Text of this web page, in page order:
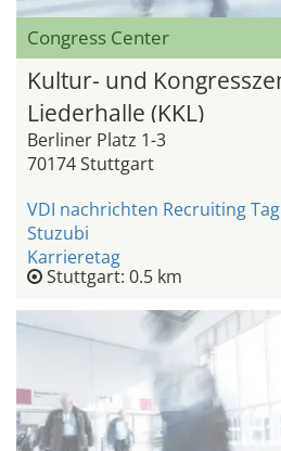
Congress Center
Kultur- und
Liederhalle (KKL)
Berliner Platz 1-3
70174 Stuttgart
VDI nachrichten Recruiting Tag
Stuzubi
Karrieretag
Stuttgart: 0.5 km